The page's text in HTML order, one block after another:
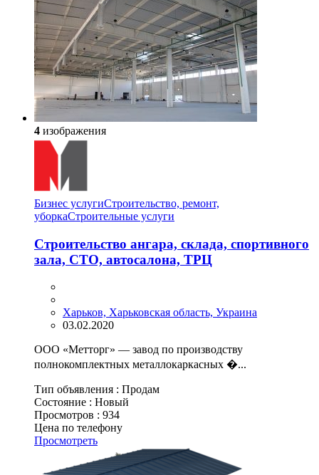
4 изображения
Бизнес услугиСтроительство, ремонт,
уборкаCтроительные услуги
Строительство ангара, склада, спортивного
зала, СТО, автосалона, ТРЦ
Харьков, Харьковская область, Украина
03.02.2020
ООО «Метторг» — завод по производству
полнокомплектных металлокаркасных �...
Тип объявления : Продам
Состояние : Новый
Просмотров : 934
Цена по телефону
Просмотреть